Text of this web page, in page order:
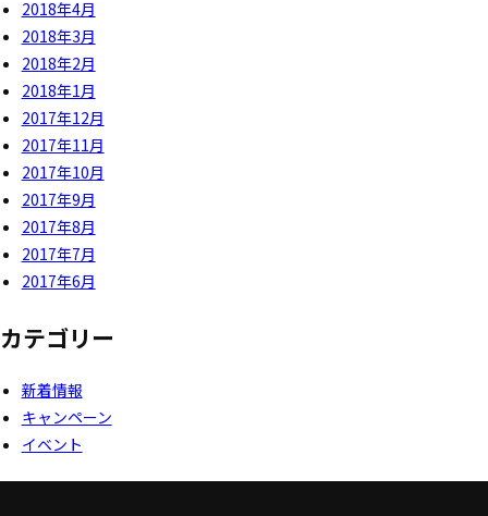
2018年4月
2018年3月
2018年2月
2018年1月
2017年12月
2017年11月
2017年10月
2017年9月
2017年8月
2017年7月
2017年6月
カテゴリー
新着情報
キャンペーン
イベント